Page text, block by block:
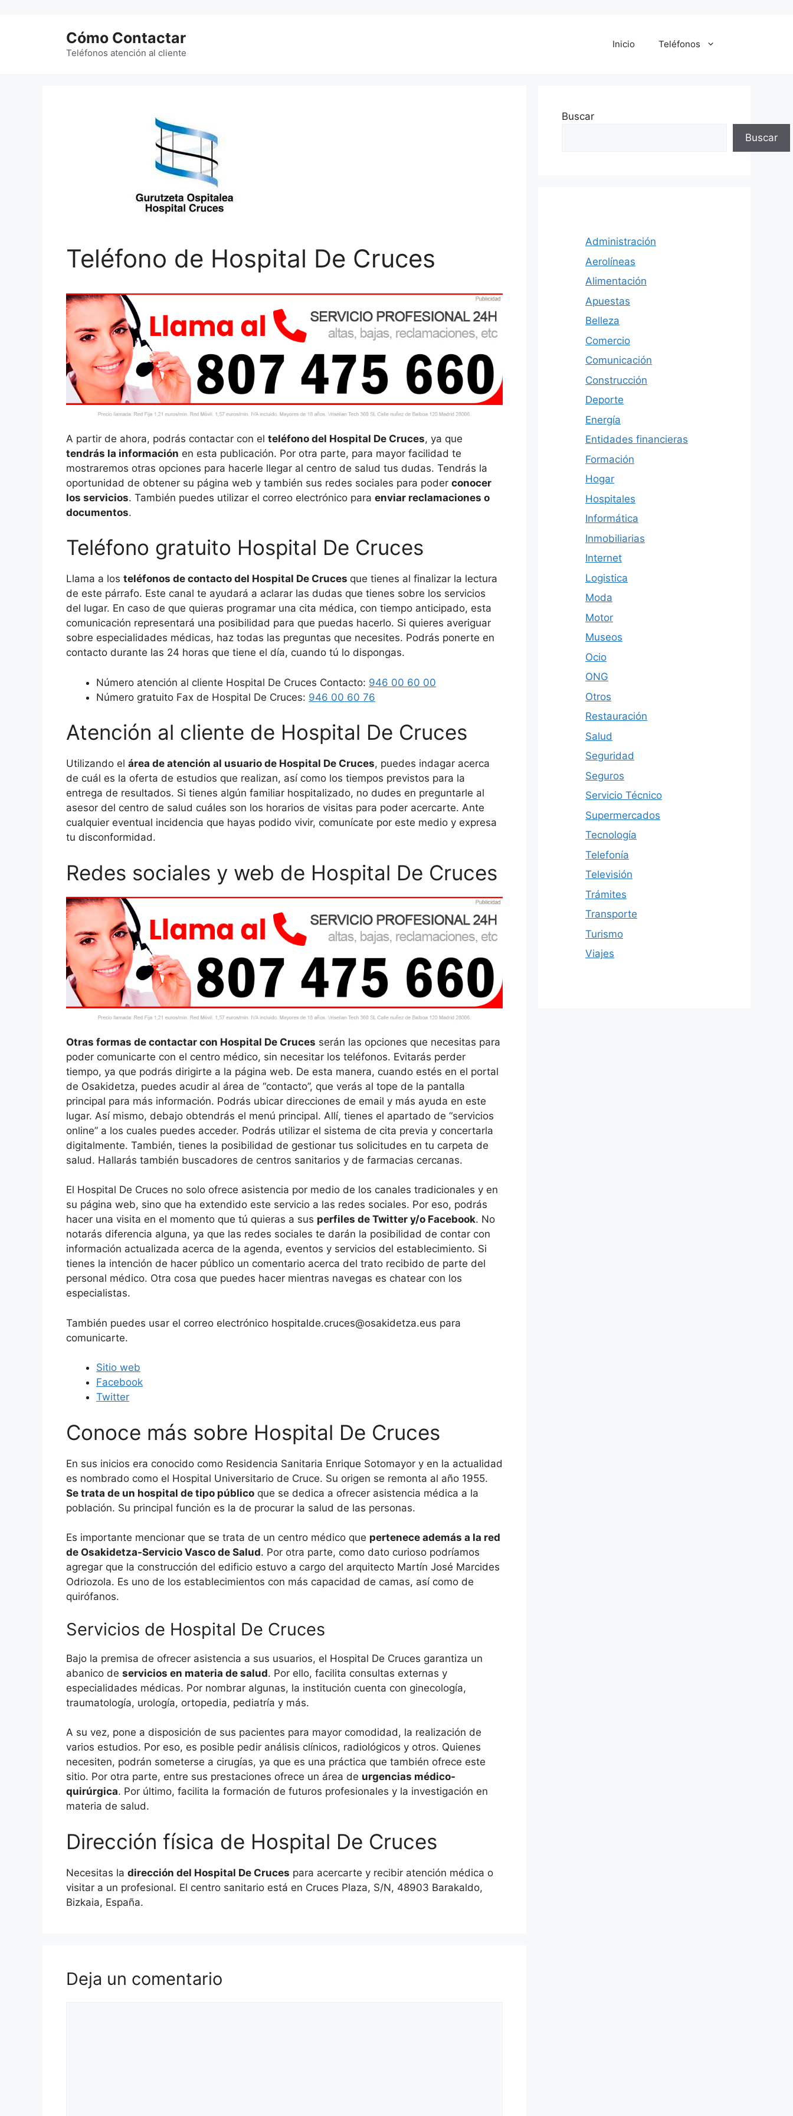
Cómo Contactar
Teléfonos atención al cliente
Inicio Teléfonos
Teléfono de Hospital De Cruces
A partir de ahora, podrás contactar con el teléfono del Hospital De Cruces, ya que
tendrás la información en esta publicación. Por otra parte, para mayor facilidad te
mostraremos otras opciones para hacerle llegar al centro de salud tus dudas. Tendrás la
oportunidad de obtener su página web y también sus redes sociales para poder conocer
los servicios. También puedes utilizar el correo electrónico para enviar reclamaciones o
documentos.
Teléfono gratuito Hospital De Cruces
Llama a los teléfonos de contacto del Hospital De Cruces que tienes al finalizar la lectura
de este párrafo. Este canal te ayudará a aclarar las dudas que tienes sobre los servicios
del lugar. En caso de que quieras programar una cita médica, con tiempo anticipado, esta
comunicación representará una posibilidad para que puedas hacerlo. Si quieres averiguar
sobre especialidades médicas, haz todas las preguntas que necesites. Podrás ponerte en
contacto durante las 24 horas que tiene el día, cuando tú lo dispongas.
Número atención al cliente Hospital De Cruces Contacto: 946 00 60 00
Número gratuito Fax de Hospital De Cruces: 946 00 60 76
Atención al cliente de Hospital De Cruces
Utilizando el área de atención al usuario de Hospital De Cruces, puedes indagar acerca
de cuál es la oferta de estudios que realizan, así como los tiempos previstos para la
entrega de resultados. Si tienes algún familiar hospitalizado, no dudes en preguntarle al
asesor del centro de salud cuáles son los horarios de visitas para poder acercarte. Ante
cualquier eventual incidencia que hayas podido vivir, comunícate por este medio y expresa
tu disconformidad.
Redes sociales y web de Hospital De Cruces
Otras formas de contactar con Hospital De Cruces serán las opciones que necesitas para
poder comunicarte con el centro médico, sin necesitar los teléfonos. Evitarás perder
tiempo, ya que podrás dirigirte a la página web. De esta manera, cuando estés en el portal
de Osakidetza, puedes acudir al área de “contacto”, que verás al tope de la pantalla
principal para más información. Podrás ubicar direcciones de email y más ayuda en este
lugar. Así mismo, debajo obtendrás el menú principal. Allí, tienes el apartado de “servicios
online” a los cuales puedes acceder. Podrás utilizar el sistema de cita previa y concertarla
digitalmente. También, tienes la posibilidad de gestionar tus solicitudes en tu carpeta de
salud. Hallarás también buscadores de centros sanitarios y de farmacias cercanas.
El Hospital De Cruces no solo ofrece asistencia por medio de los canales tradicionales y en
su página web, sino que ha extendido este servicio a las redes sociales. Por eso, podrás
hacer una visita en el momento que tú quieras a sus perfiles de Twitter y/o Facebook. No
notarás diferencia alguna, ya que las redes sociales te darán la posibilidad de contar con
información actualizada acerca de la agenda, eventos y servicios del establecimiento. Si
tienes la intención de hacer público un comentario acerca del trato recibido de parte del
personal médico. Otra cosa que puedes hacer mientras navegas es chatear con los
especialistas.
También puedes usar el correo electrónico hospitalde.cruces@osakidetza.eus para
comunicarte.
Sitio web
Facebook
Twitter
Conoce más sobre Hospital De Cruces
En sus inicios era conocido como Residencia Sanitaria Enrique Sotomayor y en la actualidad
es nombrado como el Hospital Universitario de Cruce. Su origen se remonta al año 1955.
Se trata de un hospital de tipo público que se dedica a ofrecer asistencia médica a la
población. Su principal función es la de procurar la salud de las personas.
Es importante mencionar que se trata de un centro médico que pertenece además a la red
de Osakidetza-Servicio Vasco de Salud. Por otra parte, como dato curioso podríamos
agregar que la construcción del edificio estuvo a cargo del arquitecto Martín José Marcides
Odriozola. Es uno de los establecimientos con más capacidad de camas, así como de
quirófanos.
Servicios de Hospital De Cruces
Bajo la premisa de ofrecer asistencia a sus usuarios, el Hospital De Cruces garantiza un
abanico de servicios en materia de salud. Por ello, facilita consultas externas y
especialidades médicas. Por nombrar algunas, la institución cuenta con ginecología,
traumatología, urología, ortopedia, pediatría y más.
A su vez, pone a disposición de sus pacientes para mayor comodidad, la realización de
varios estudios. Por eso, es posible pedir análisis clínicos, radiológicos y otros. Quienes
necesiten, podrán someterse a cirugías, ya que es una práctica que también ofrece este
sitio. Por otra parte, entre sus prestaciones ofrece un área de urgencias médico-
quirúrgica. Por último, facilita la formación de futuros profesionales y la investigación en
materia de salud.
Dirección física de Hospital De Cruces
Necesitas la dirección del Hospital De Cruces para acercarte y recibir atención médica o
visitar a un profesional. El centro sanitario está en Cruces Plaza, S/N, 48903 Barakaldo,
Bizkaia, España.
Deja un comentario
Buscar
Buscar
Administración
Aerolíneas
Alimentación
Apuestas
Belleza
Comercio
Comunicación
Construcción
Deporte
Energía
Entidades financieras
Formación
Hogar
Hospitales
Informática
Inmobiliarias
Internet
Logistica
Moda
Motor
Museos
Ocio
ONG
Otros
Restauración
Salud
Seguridad
Seguros
Servicio Técnico
Supermercados
Tecnología
Telefonía
Televisión
Trámites
Transporte
Turismo
Viajes